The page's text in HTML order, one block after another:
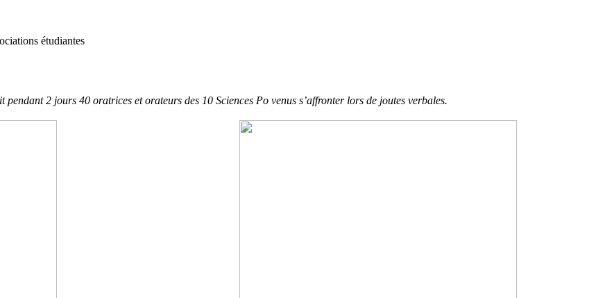
étudiantes
2 jours 40 oratrices et orateurs des 10 Sciences Po venus s’affronter lors de joutes verbales.